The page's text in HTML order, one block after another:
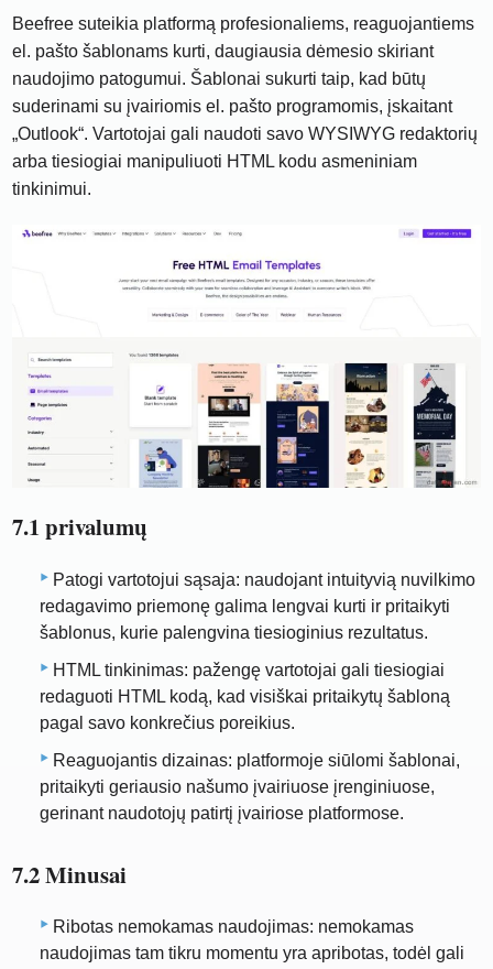
Beefree suteikia platformą profesionaliems, reaguojantiems
el. pašto šablonams kurti, daugiausia dėmesio skiriant
naudojimo patogumui. Šablonai sukurti taip, kad būtų
suderinami su įvairiomis el. pašto programomis, įskaitant
„Outlook“. Vartotojai gali naudoti savo WYSIWYG redaktorių
arba tiesiogiai manipuliuoti HTML kodu asmeniniam
tinkinimui.
7.1 privalumų
Patogi vartotojui sąsaja: naudojant intuityvią nuvilkimo
redagavimo priemonę galima lengvai kurti ir pritaikyti
šablonus, kurie palengvina tiesioginius rezultatus.
HTML tinkinimas: pažengę vartotojai gali tiesiogiai
redaguoti HTML kodą, kad visiškai pritaikytų šabloną
pagal savo konkrečius poreikius.
Reaguojantis dizainas: platformoje siūlomi šablonai,
pritaikyti geriausio našumo įvairiuose įrenginiuose,
gerinant naudotojų patirtį įvairiose platformose.
7.2 Minusai
Ribotas nemokamas naudojimas: nemokamas
naudojimas tam tikru momentu yra apribotas, todėl gali